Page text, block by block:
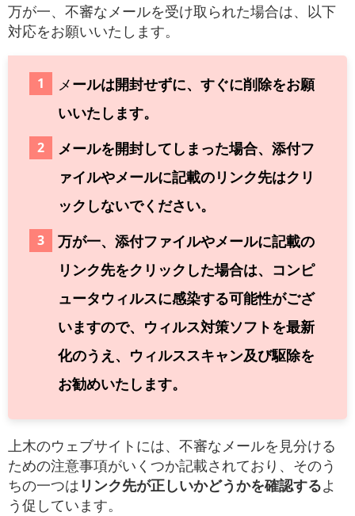
万が一、不審なメールを受け取られた場合は、以下
対応をお願いいたします。
メールは開封せずに、すぐに削除をお願
いいたします。
メールを開封してしまった場合、添付フ
ァイルやメールに記載のリンク先はクリ
ックしないでください。
万が一、添付ファイルやメールに記載の
リンク先をクリックした場合は、コンピ
ュータウィルスに感染する可能性がござ
いますので、ウィルス対策ソフトを最新
化のうえ、ウィルススキャン及び駆除を
お勧めいたします。
上木のウェブサイトには、不審なメールを見分ける
ための注意事項がいくつか記載されており、そのう
ちの一つは リンク先が正しいかどうかを確認するよ
う促しています。